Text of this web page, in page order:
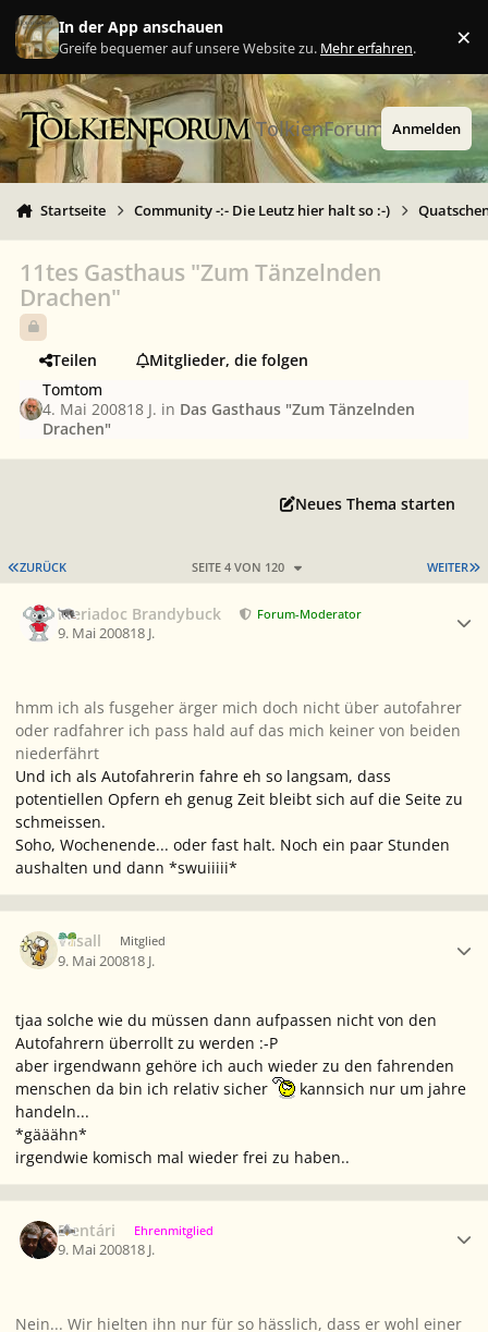
Zu Inhalt springen
In der App anschauen
Greife bequemer auf unsere Website zu. Mehr erfahren. ×
TolkienForum Anmelden
Startseite Community -:- Die Leutz hier halt so :-)
11tes Gasthaus "Zum Tänzelnden
Drachen"
Teilen
Mitglieder, die folgen
Tomtom
4. Mai 200818 J. in Das Gasthaus "Zum Tänzelnden
Drachen"
Neues Thema starten
ERSTE SEITE
ZURÜCK WEITER
SEITE 4 VON 120
Meriadoc Brandybuck Forum-Moderator
9. Mai 200818 J.
hmm ich als fusgeher ärger mich doch nicht über autofahrer
oder radfahrer ich pass hald auf das mich keiner von beiden
niederfährt
Und ich als Autofahrerin fahre eh so langsam, dass
potentiellen Opfern eh genug Zeit bleibt sich auf die Seite zu
schmeissen.
Soho, Wochenende... oder fast halt. Noch ein paar Stunden
aushalten und dann *swuiiiii*
Vasall Mitglied
9. Mai 200818 J.
tjaa solche wie du müssen dann aufpassen nicht von den
Autofahrern überrollt zu werden :-P
aber irgendwann gehöre ich auch wieder zu den fahrenden
menschen da bin ich relativ sicher
kannsich nur um jahre
handeln...
*gääähn*
irgendwie komisch mal wieder frei zu haben..
Elentári Ehrenmitglied
9. Mai 200818 J.
Nein... Wir hielten ihn nur für so hässlich, dass er wohl einer